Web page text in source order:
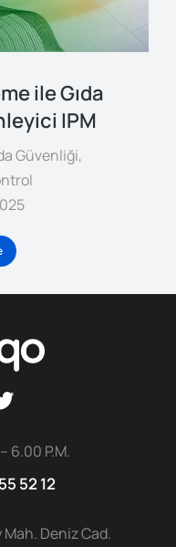
ile Gıda
IPM
Güvenliği,
6.00 P.M.
52 12
Deniz Cad.